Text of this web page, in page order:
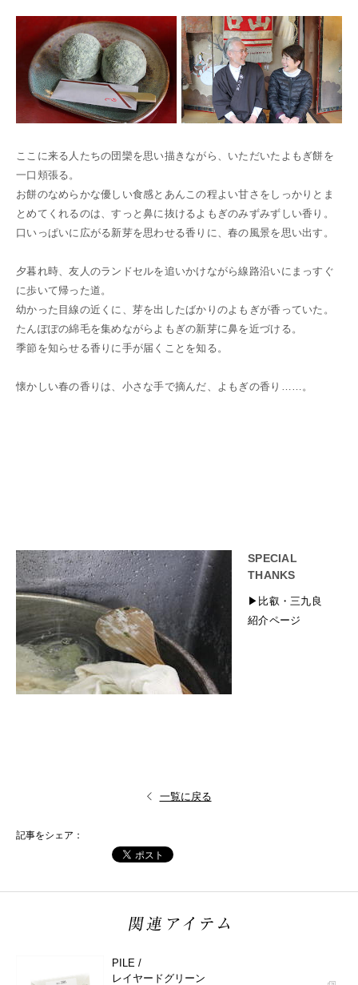
ここに来る人たちの団欒を思い描きながら、いただいたよもぎ餅を
一口頬張る。
お餅のなめらかな優しい食感とあんこの程よい甘さをしっかりとま
とめてくれるのは、すっと鼻に抜けるよもぎのみずみずしい香り。
口いっぱいに広がる新芽を思わせる香りに、春の風景を思い出す。
夕暮れ時、友人のランドセルを追いかけながら線路沿いにまっすぐ
に歩いて帰った道。
幼かった目線の近くに、芽を出したばかりのよもぎが香っていた。
たんぽぽの綿毛を集めながらよもぎの新芽に鼻を近づける。
季節を知らせる香りに手が届くことを知る。
懐かしい春の香りは、小さな手で摘んだ、よもぎの香り……。
SPECIAL
THANKS
▶︎比叡・三九良
紹介ページ
一覧に戻る
記事をシェア：
PILE /
レイヤードグリーン